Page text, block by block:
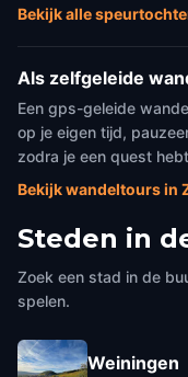
Bekijk alle
Als zelfgeleide
Een gps-geleide
op je eigen tijd,
zodra je een quest
Bekijk wandeltours in
Steden in
Zoek een stad in de
spelen.
Weiningen